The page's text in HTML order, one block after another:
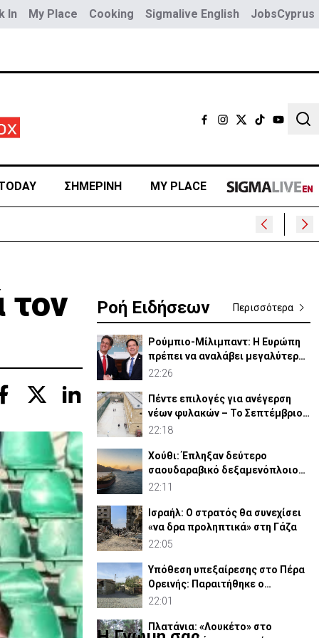
In My Place Cooking Sigmalive English JobsCyprus
ΣΗΜΕΡΙΝΗ MY PLACE
τον
Ροή Ειδήσεων Περισσότερα
Ρούμπιο-Μίλιμπαντ: Η Ευρώπη
πρέπει να αναλάβει μεγαλύτερο
ρόλο στην άμυνά της
22:26
Πέντε επιλογές για ανέγερση
νέων φυλακών – Το Σεπτέμβριο
το «Master Plan»
22:18
Χούθι: Έπληξαν δεύτερο
σαουδαραβικό δεξαμενόπλοιο
στον Κόλπο του Άντεν
22:11
Ισραήλ: Ο στρατός θα συνεχίσει
«να δρα προληπτικά» στη Γάζα
22:05
Υπόθεση υπεξαίρεσης στο Πέρα
Ορεινής: Παραιτήθηκε ο
κοινοτάρχης (ΒΙΝΤΕΟ)
22:01
Πλατάνια: «Λουκέτο» στο